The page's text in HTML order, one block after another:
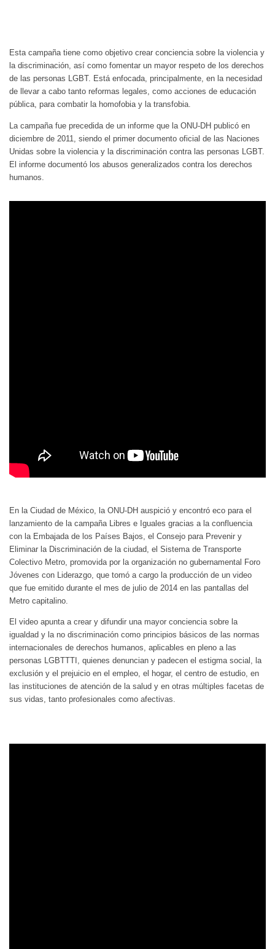
Esta campaña tiene como objetivo crear conciencia sobre la violencia y
la discriminación, así como fomentar un mayor respeto de los derechos
de las personas LGBT. Está enfocada, principalmente, en la necesidad
de llevar a cabo tanto reformas legales, como acciones de educación
pública, para combatir la homofobia y la transfobia.
La campaña fue precedida de un informe que la ONU-DH publicó en
diciembre de 2011, siendo el primer documento oficial de las Naciones
Unidas sobre la violencia y la discriminación contra las personas LGBT.
El informe documentó los abusos generalizados contra los derechos
humanos.
En la Ciudad de México, la ONU-DH auspició y encontró eco para el
lanzamiento de la campaña Libres e Iguales gracias a la confluencia
con la Embajada de los Países Bajos, el Consejo para Prevenir y
Eliminar la Discriminación de la ciudad, el Sistema de Transporte
Colectivo Metro, promovida por la organización no gubernamental Foro
Jóvenes con Liderazgo, que tomó a cargo la producción de un video
que fue emitido durante el mes de julio de 2014 en las pantallas del
Metro capitalino.
El video apunta a crear y difundir una mayor conciencia sobre la
igualdad y la no discriminación como principios básicos de las normas
internacionales de derechos humanos, aplicables en pleno a las
personas LGBTTTI, quienes denuncian y padecen el estigma social, la
exclusión y el prejuicio en el empleo, el hogar, el centro de estudio, en
las instituciones de atención de la salud y en otras múltiples facetas de
sus vidas, tanto profesionales como afectivas.